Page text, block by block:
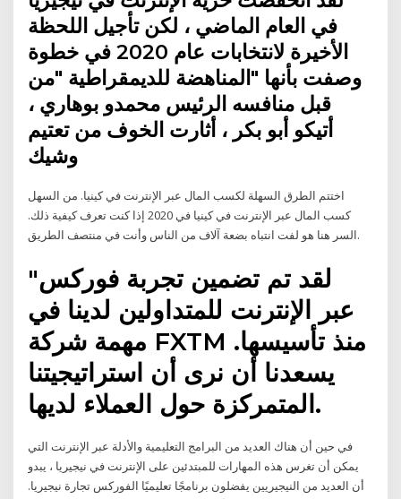
في العام الماضي ، لكن تأجيل اللحظة
الأخيرة لانتخابات عام 2020 في خطوة
وصفت بأنها "المناهضة للديمقراطية "من
قبل منافسه الرئيس محمدو بوهاري ،
أتيكو أبو بكر ، أثارت الخوف من تعتيم
وشيك
اختتم الطرق السهلة لكسب المال عبر الإنترنت في كينيا. من السهل
كسب المال عبر الإنترنت في كينيا في 2020 إذا كنت تعرف كيفية ذلك.
السر هنا هو لفت انتباه بضعة آلاف من الناس وأنت في منتصف الطريق.
"لقد تم تضمين تجربة فوركس
عبر الإنترنت للمتداولين لدينا في
مهمة شركة FXTM منذ تأسيسها.
يسعدنا أن نرى أن استراتيجيتنا
المتمركزة حول العملاء لديها.
في حين أن هناك العديد من البرامج التعليمية والأدلة عبر الإنترنت التي
يمكن أن تغرس هذه المهارات للمبتدئين على الإنترنت في نيجيريا ، يبدو
أن العديد من النيجيريين يفضلون برنامجًا تعليميًا الفوركس تجارة نيجيريا.